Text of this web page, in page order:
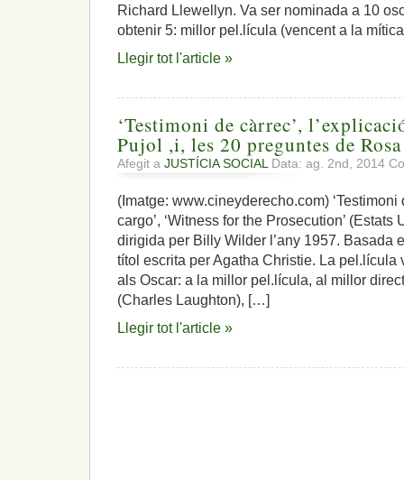
Richard Llewellyn. Va ser nominada a 10
obtenir 5: millor pel.lícula (vencent a la
Llegir tot l'article »
‘Testimoni de càrrec’,
Pujol ,i, les 20 preguntes de
Afegit a JUSTÍCIA SOCIAL Data: ag. 2nd, 2014
(Imatge: www.cineyderecho.com) ‘Testimoni
cargo’, ‘Witness for the Prosecution’
dirigida per Billy Wilder l’any 1957. Basada
títol escrita per Agatha Christie. La pel.lícula
als Oscar: a la millor pel.lícula, al millor
(Charles Laughton), […]
Llegir tot l'article »